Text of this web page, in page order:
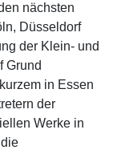
nächsten
Düsseldorf
der Klein- und
Grund
in Essen
der
Werke in